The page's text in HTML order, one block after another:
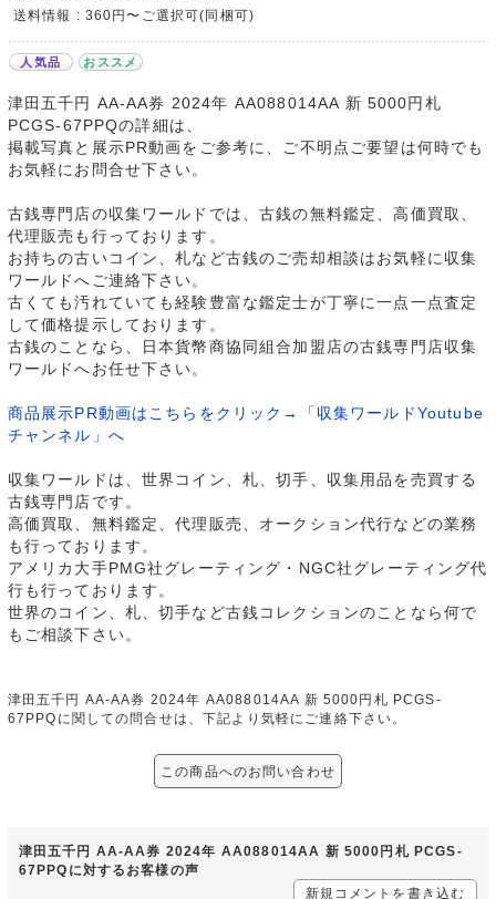
送料情報 : 360円〜ご選択可(同梱可)
人気品 おススメ
津田五千円 AA-AA券 2024年 AA088014AA 新 5000円札
PCGS-67PPQの詳細は、
掲載写真と展示PR動画をご参考に、ご不明点ご要望は何時でも
お気軽にお問合せ下さい。
古銭専門店の収集ワールドでは、古銭の無料鑑定、高価買取、
代理販売も行っております。
お持ちの古いコイン、札など古銭のご売却相談はお気軽に収集
ワールドへご連絡下さい。
古くても汚れていても経験豊富な鑑定士が丁寧に一点一点査定
して価格提示しております。
古銭のことなら、日本貨幣商協同組合加盟店の古銭専門店収集
ワールドへお任せ下さい。
商品展示PR動画はこちらをクリック→「収集ワールドYoutube
チャンネル」へ
収集ワールドは、世界コイン、札、切手、収集用品を売買する
古銭専門店です。
高価買取、無料鑑定、代理販売、オークション代行などの業務
も行っております。
アメリカ大手PMG社グレーティング・NGC社グレーティング代
行も行っております。
世界のコイン、札、切手など古銭コレクションのことなら何で
もご相談下さい。
津田五千円 AA-AA券 2024年 AA088014AA 新 5000円札 PCGS-
67PPQに関しての問合せは、下記より気軽にご連絡下さい。
この商品へのお問い合わせ
津田五千円 AA-AA券 2024年 AA088014AA 新 5000円札 PCGS-
67PPQに対するお客様の声
新規コメントを書き込む